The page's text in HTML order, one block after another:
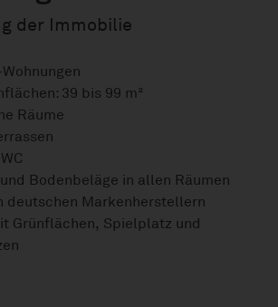
der Immobilie
39 bis 99 m²
Räume
Bodenbeläge in allen Räumen
deutschen Markenherstellern
Grünflächen, Spielplatz und